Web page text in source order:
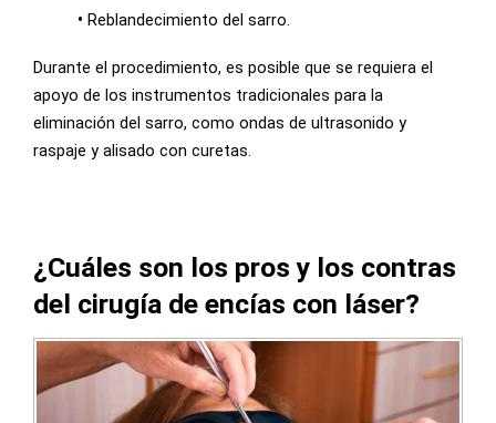
• Reblandecimiento del sarro.
Durante el procedimiento, es posible que se requiera el
apoyo de los instrumentos tradicionales para la
eliminación del sarro, como ondas de ultrasonido y
raspaje y alisado con curetas.
¿Cuáles son los pros y los contras
del cirugía de encías con láser?